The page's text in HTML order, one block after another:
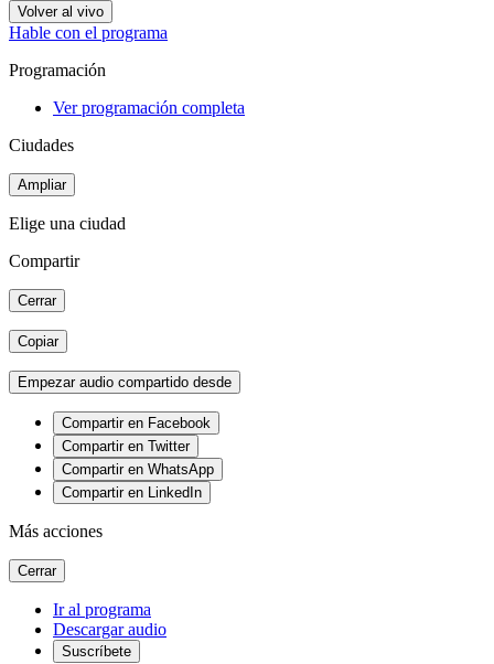
Volver al vivo
Hable con el programa
Programación
Ver programación completa
Ciudades
Ampliar
Elige una ciudad
Compartir
Cerrar
Copiar
Empezar audio compartido desde
Compartir en Facebook
Compartir en Twitter
Compartir en WhatsApp
Compartir en LinkedIn
Más acciones
Cerrar
Ir al programa
Descargar audio
Suscríbete